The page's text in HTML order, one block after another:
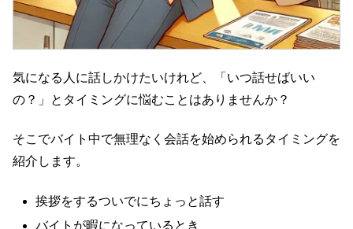
気になる人に話しかけたいけれど、「いつ話せばいい
の？」とタイミングに悩むことはありませんか？
そこでバイト中で無理なく会話を始められるタイミングを
紹介します。
挨拶をするついでにちょっと話す
バイトが暇になっているとき